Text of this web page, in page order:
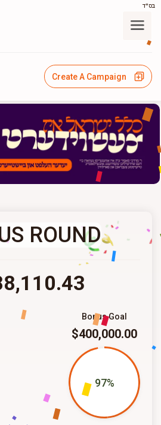
בס"ד
Create A Campaign
ROUND
Bonus Goal
$400,000.00
97%